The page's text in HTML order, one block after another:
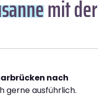
mit der
nach
gerne ausführlich.